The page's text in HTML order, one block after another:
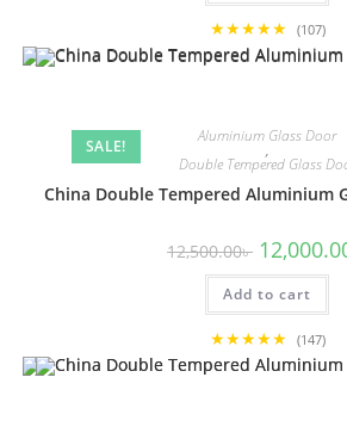
★★★★★ (107)
SALE!
Aluminium Glass Door
,
Double Tempered Glass
China Double Tempered Aluminium
12,500.00৳ Original
price
was:
12,500.00৳ .
Add to cart
★★★★★ (147)